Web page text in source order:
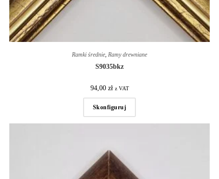
Ramki średnie, Ramy drewniane
S9035bkz
94,00 zł z VAT
Skonfiguruj